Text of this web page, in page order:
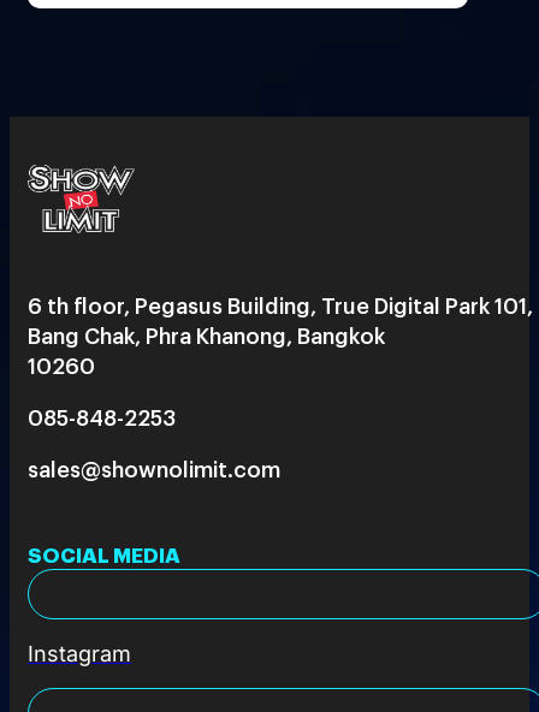
6 th floor, Pegasus Building, True Digital Park 101,
Bang Chak, Phra Khanong, Bangkok
10260
085-848-2253
sales@shownolimit.com
SOCIAL MEDIA
Instagram